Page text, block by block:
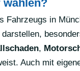
wählen?
Fahrzeugs in
,
Auch mit